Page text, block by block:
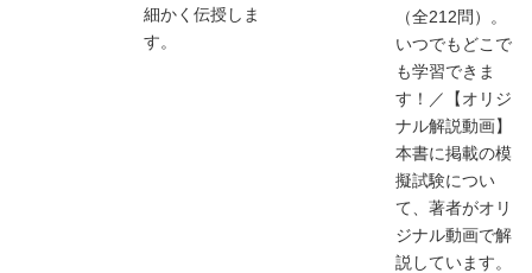
細かく伝授しま
す。
（全212問）。
いつでもどこで
も学習できま
す！／【オリジ
ナル解説動画】
本書に掲載の模
擬試験につい
て、著者がオリ
ジナル動画で解
説しています。